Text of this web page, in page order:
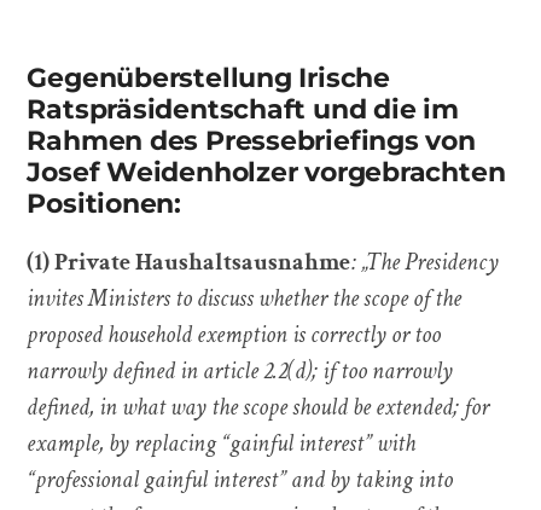
Gegenüberstellung Irische
Ratspräsidentschaft und die im
Rahmen des Pressebriefings von
Josef Weidenholzer vorgebrachten
Positionen:
(1) Private Haushaltsausnahme: „The Presidency
invites Ministers to discuss whether the scope of the
proposed household exemption is correctly or too
narrowly defined in article 2.2(d); if too narrowly
defined, in what way the scope should be extended; for
example, by replacing “gainful interest” with
“professional gainful interest” and by taking into